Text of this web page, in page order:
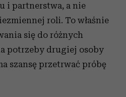
i partnerstwa, a nie
roli. To właśnie
się do różnych
potrzeby drugiej osoby
szansę przetrwać próbę